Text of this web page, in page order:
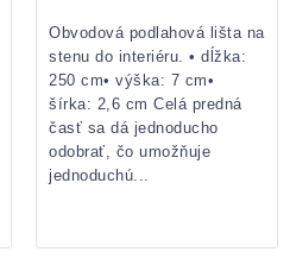
Obvodová podlahová lišta na
stenu do interiéru. • dĺžka:
250 cm• výška: 7 cm•
šírka: 2,6 cm Celá predná
časť sa dá jednoducho
odobrať, čo umožňuje
jednoduchú...